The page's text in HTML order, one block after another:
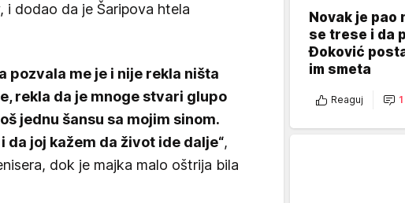
i dodao da je Šaripova htela
pozvala me je i nije rekla ništa
rekla da je mnoge stvari glupo
jednu šansu sa mojim sinom.
da joj kažem da život ide dalje“,
dok je majka malo oštrija bila
Novak je pao
se trese i da
Đoković
im smeta
Reaguj 1